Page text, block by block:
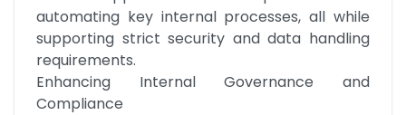
automating key internal processes, all while
supporting strict security and data handling
requirements.
Enhancing Internal Governance and
Compliance